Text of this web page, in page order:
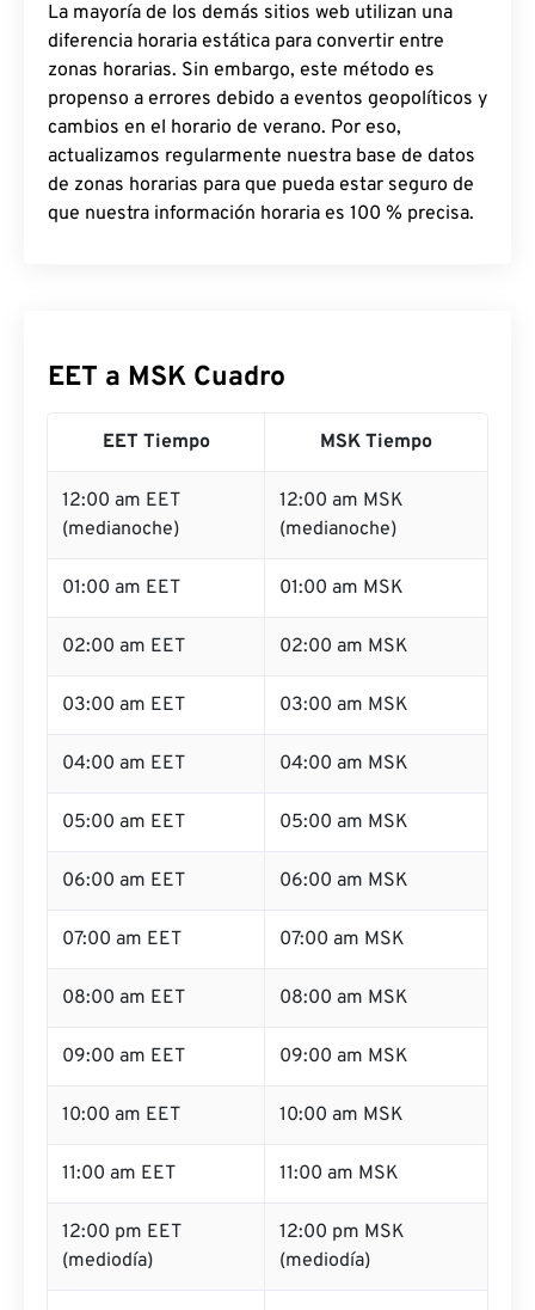
La mayoría de los demás sitios web utilizan una
diferencia horaria estática para convertir entre
zonas horarias. Sin embargo, este método es
propenso a errores debido a eventos geopolíticos y
cambios en el horario de verano. Por eso,
actualizamos regularmente nuestra base de datos
de zonas horarias para que pueda estar seguro de
que nuestra información horaria es 100 % precisa.
EET a MSK Cuadro
EET Tiempo MSK Tiempo
12:00 am EET
(medianoche)
12:00 am MSK
(medianoche)
01:00 am EET 01:00 am MSK
02:00 am EET 02:00 am MSK
03:00 am EET 03:00 am MSK
04:00 am EET 04:00 am MSK
05:00 am EET 05:00 am MSK
06:00 am EET 06:00 am MSK
07:00 am EET 07:00 am MSK
08:00 am EET 08:00 am MSK
09:00 am EET 09:00 am MSK
10:00 am EET 10:00 am MSK
11:00 am EET 11:00 am MSK
12:00 pm EET
(mediodía)
12:00 pm MSK
(mediodía)